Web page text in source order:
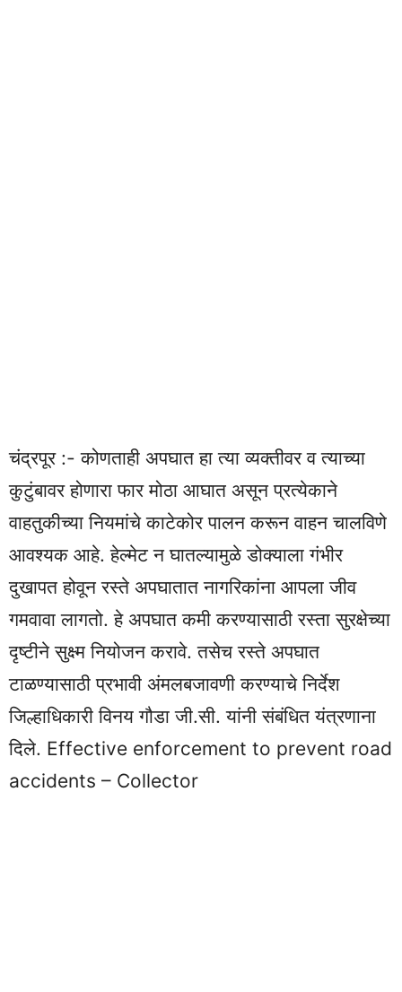
चंद्रपूर :- कोणताही अपघात हा त्या व्यक्तीवर व त्याच्या
कुटुंबावर होणारा फार मोठा आघात असून प्रत्येकाने
वाहतुकीच्या नियमांचे काटेकोर पालन करून वाहन चालविणे
आवश्यक आहे. हेल्मेट न घातल्यामुळे डोक्याला गंभीर
दुखापत होवून रस्ते अपघातात नागरिकांना आपला जीव
गमवावा लागतो. हे अपघात कमी करण्यासाठी रस्ता सुरक्षेच्या
दृष्टीने सुक्ष्म नियोजन करावे. तसेच रस्ते अपघात
टाळण्यासाठी प्रभावी अंमलबजावणी करण्याचे निर्देश
जिल्हाधिकारी विनय गौडा जी.सी. यांनी संबंधित यंत्रणाना
दिले. Effective enforcement to prevent road
accidents – Collector